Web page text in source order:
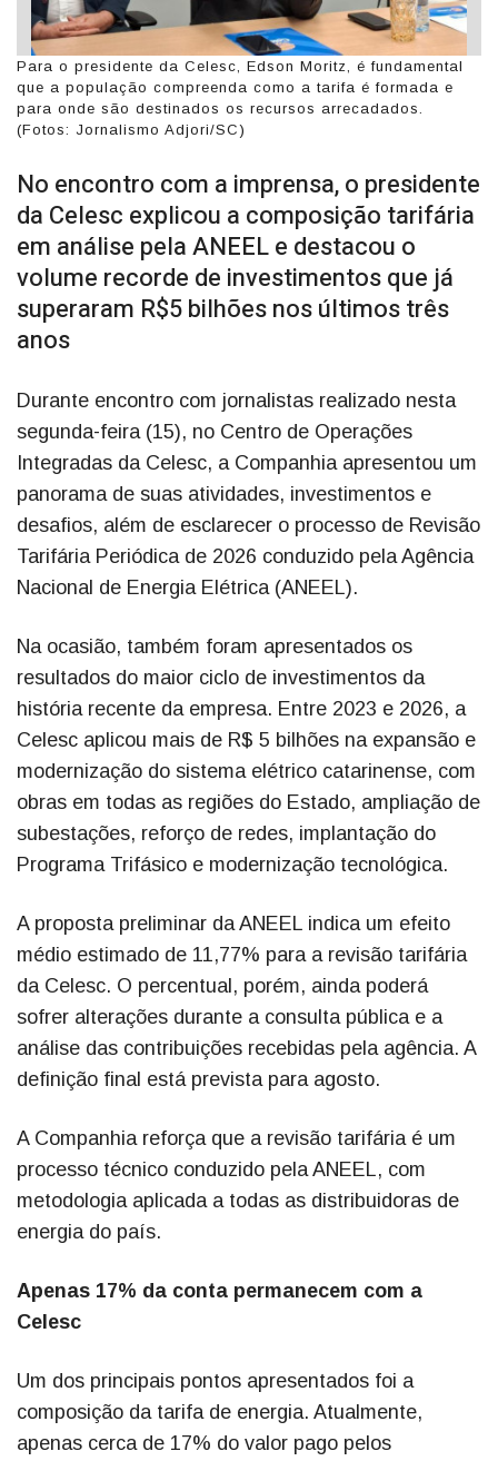
Para o presidente da Celesc, Edson Moritz, é fundamental
que a população compreenda como a tarifa é formada e
para onde são destinados os recursos arrecadados.
(Fotos: Jornalismo Adjori/SC)
No encontro com a imprensa, o presidente
da Celesc explicou a composição tarifária
em análise pela ANEEL e destacou o
volume recorde de investimentos que já
superaram R$5 bilhões nos últimos três
anos
Durante encontro com jornalistas realizado nesta
segunda-feira (15), no Centro de Operações
Integradas da Celesc, a Companhia apresentou um
panorama de suas atividades, investimentos e
desafios, além de esclarecer o processo de Revisão
Tarifária Periódica de 2026 conduzido pela Agência
Nacional de Energia Elétrica (ANEEL).
Na ocasião, também foram apresentados os
resultados do maior ciclo de investimentos da
história recente da empresa. Entre 2023 e 2026, a
Celesc aplicou mais de R$ 5 bilhões na expansão e
modernização do sistema elétrico catarinense, com
obras em todas as regiões do Estado, ampliação de
subestações, reforço de redes, implantação do
Programa Trifásico e modernização tecnológica.
A proposta preliminar da ANEEL indica um efeito
médio estimado de 11,77% para a revisão tarifária
da Celesc. O percentual, porém, ainda poderá
sofrer alterações durante a consulta pública e a
análise das contribuições recebidas pela agência. A
definição final está prevista para agosto.
A Companhia reforça que a revisão tarifária é um
processo técnico conduzido pela ANEEL, com
metodologia aplicada a todas as distribuidoras de
energia do país.
Apenas 17% da conta permanecem com a
Celesc
Um dos principais pontos apresentados foi a
composição da tarifa de energia. Atualmente,
apenas cerca de 17% do valor pago pelos